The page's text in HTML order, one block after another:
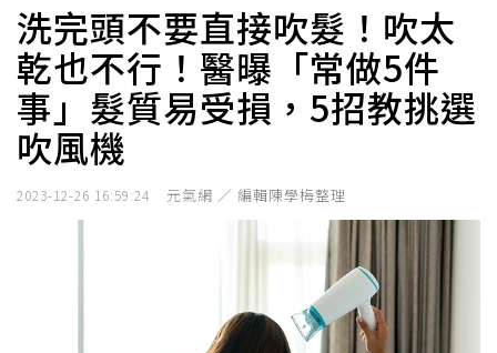
洗完頭不要直接吹髮！吹太
乾也不行！醫曝「常做5件
事」髮質易受損，5招教挑選
吹風機
2023-12-26 16:59:24 元氣網 ／ 編輯陳學梅整理